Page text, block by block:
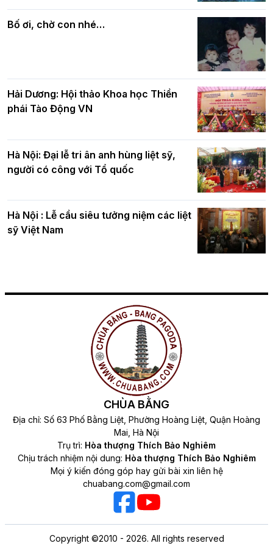
nhân mùa Phật đản PL.2570
Phật giáo chính tín Phần 7: Luật nhân
quả
Bố ơi, chờ con nhé…
Hải Dương: Hội thảo Khoa học Thiền
phái Tào Động VN
Hà Nội: Đại lễ tri ân anh hùng liệt sỹ,
người có công với Tổ quốc
Hà Nội : Lễ cầu siêu tưởng niệm các liệt
sỹ Việt Nam
CHÙA BẰNG
Địa chỉ: Số 63 Phố Bằng Liệt, Phường Hoàng Liệt, Quận Hoàng
Mai, Hà Nội
Trụ trì: Hòa thượng Thích Bảo Nghiêm
Chịu trách nhiệm nội dung: Hòa thượng Thích Bảo Nghiêm
Mọi ý kiến đóng góp hay gửi bài xin liên hệ
chuabang.com@gmail.com
Copyright ©2010 - 2026. All rights reserved